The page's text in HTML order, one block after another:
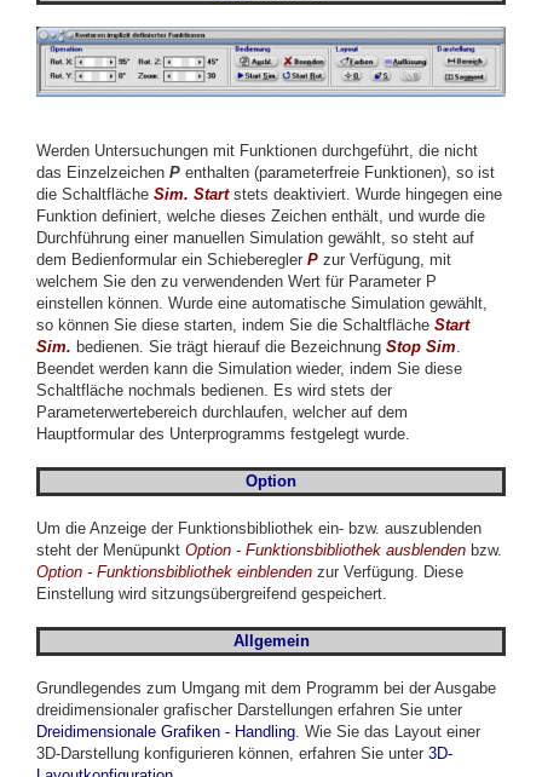
Werden Untersuchungen mit Funktionen durchgeführt, die nicht
das Einzelzeichen P enthalten (parameterfreie Funktionen), so ist
die Schaltfläche Sim. Startstets deaktiviert. Wurde hingegen eine
Funktion definiert, welche dieses Zeichen enthält, und wurde die
Durchführung einer manuellen Simulation gewählt, so steht auf
dem Bedienformular ein Schieberegler P zur Verfügung, mit
welchem Sie den zu verwendenden Wert für Parameter P
einstellen können. Wurde eine automatische Simulation gewählt,
so können Sie diese starten, indem Sie die Schaltfläche Start
Sim. bedienen. Sie trägt hierauf die Bezeichnung Stop Sim
Beendet werden kann die Simulation wieder, indem Sie diese
Schaltfläche nochmals bedienen. Es wird stets der
Parameterwertebereich durchlaufen, welcher auf dem
Hauptformular des Unterprogramms festgelegt wurde.
Option
Um die Anzeige der Funktionsbibliothek ein- bzw. auszublenden
steht der Menüpunkt Option - Funktionsbibliothek ausblenden bzw.
Option - Funktionsbibliothek einblenden zur Verfügung. Diese
Einstellung wird sitzungsübergreifend gespeichert.
Allgemein
Grundlegendes zum Umgang mit dem Programm bei der Ausgabe
dreidimensionaler grafischer Darstellungen erfahren Sie unter
Dreidimensionale Grafiken - Handling . Wie Sie das Layout einer
3D-Darstellung konfigurieren können, erfahren Sie unter 3D-